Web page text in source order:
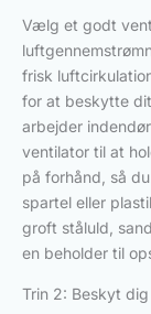
Vælg et godt
frisk
for at beskytte
arbejder
ventilator til at
på forhånd, så
spartel eller
groft ståluld,
en beholder til
Trin 2: Beskyt